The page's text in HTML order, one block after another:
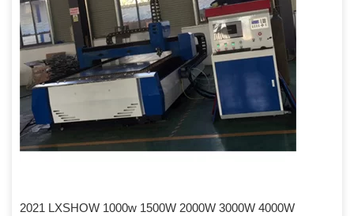
2021 LXSHOW 1000w 1500W 2000W 3000W 4000W